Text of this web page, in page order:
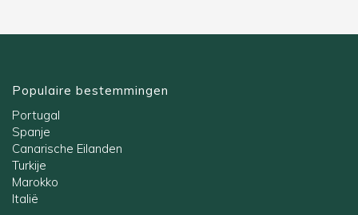
Populaire bestemmingen
Portugal
Spanje
Canarische Eilanden
Turkije
Marokko
Italië